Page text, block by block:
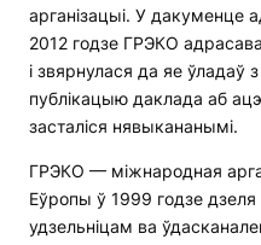
арганізацыі. У дакуменце
2012 годзе ГРЭКО
і звярнулася да яе ўладаў
публікацыю даклада аб
засталіся нявыкананымі.
ГРЭКО — міжнародная
Еўропы ў 1999 годзе дзеля
удзельніцам ва